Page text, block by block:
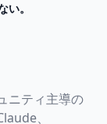
。
ニティ主導の
、